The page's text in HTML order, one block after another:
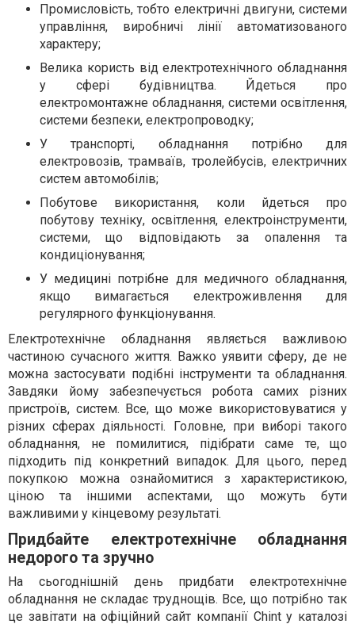
Промисловість, тобто електричні двигуни, системи
управління, виробничі лінії автоматизованого
характеру;
Велика користь від електротехнічного обладнання
у сфері будівництва. Йдеться про
електромонтажне обладнання, системи освітлення,
системи безпеки, електропроводку;
У транспорті, обладнання потрібно для
електровозів, трамваїв, тролейбусів, електричних
систем автомобілів;
Побутове використання, коли йдеться про
побутову техніку, освітлення, електроінструменти,
системи, що відповідають за опалення та
кондиціонування;
У медицині потрібне для медичного обладнання,
якщо вимагається електроживлення для
регулярного функціонування.
Електротехнічне обладнання являється важливою
частиною сучасного життя. Важко уявити сферу, де не
можна застосувати подібні інструменти та обладнання.
Завдяки йому забезпечується робота самих різних
пристроїв, систем. Все, що може використовуватися у
різних сферах діяльності. Головне, при виборі такого
обладнання, не помилитися, підібрати саме те, що
підходить під конкретний випадок. Для цього, перед
покупкою можна ознайомитися з характеристикою,
ціною та іншими аспектами, що можуть бути
важливими у кінцевому результаті.
Придбайте електротехнічне обладнання
недорого та зручно
На сьогоднішній день придбати електротехнічне
обладнання не складає труднощів. Все, що потрібно так
це завітати на офіційний сайт компанії Chint у каталозі